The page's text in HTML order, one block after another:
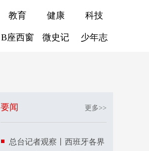
教育 健康 科技
B座西窗 微史记 少年志
要闻 更多>>
总台记者观察丨西班牙各界